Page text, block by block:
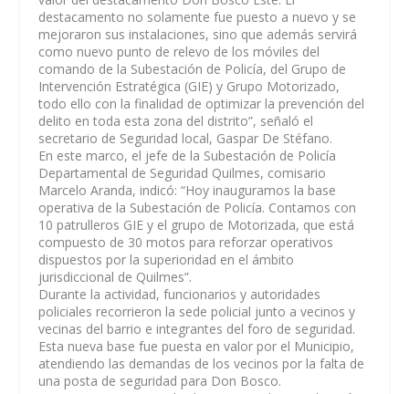
destacamento no solamente fue puesto a nuevo y se
mejoraron sus instalaciones, sino que además servirá
como nuevo punto de relevo de los móviles del
comando de la Subestación de Policía, del Grupo de
Intervención Estratégica (GIE) y Grupo Motorizado,
todo ello con la finalidad de optimizar la prevención del
delito en toda esta zona del distrito”, señaló el
secretario de Seguridad local, Gaspar De Stéfano.
En este marco, el jefe de la Subestación de Policía
Departamental de Seguridad Quilmes, comisario
Marcelo Aranda, indicó: “Hoy inauguramos la base
operativa de la Subestación de Policía. Contamos con
10 patrulleros GIE y el grupo de Motorizada, que está
compuesto de 30 motos para reforzar operativos
dispuestos por la superioridad en el ámbito
jurisdiccional de Quilmes”.
Durante la actividad, funcionarios y autoridades
policiales recorrieron la sede policial junto a vecinos y
vecinas del barrio e integrantes del foro de seguridad.
Esta nueva base fue puesta en valor por el Municipio,
atendiendo las demandas de los vecinos por la falta de
una posta de seguridad para Don Bosco.